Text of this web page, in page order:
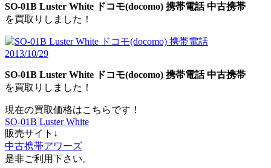
SO-01B Luster White ドコモ(docomo) 携帯電話中古携帯
を買取りしました！
SO-01B Luster White ドコモ(docomo) 携帯電話中古携帯
を買取りしました！
現在の買取価格はこちらです！
SO-01B Luster White
販売サイト↓
中古携帯アワーズ
是非ご利用下さい。